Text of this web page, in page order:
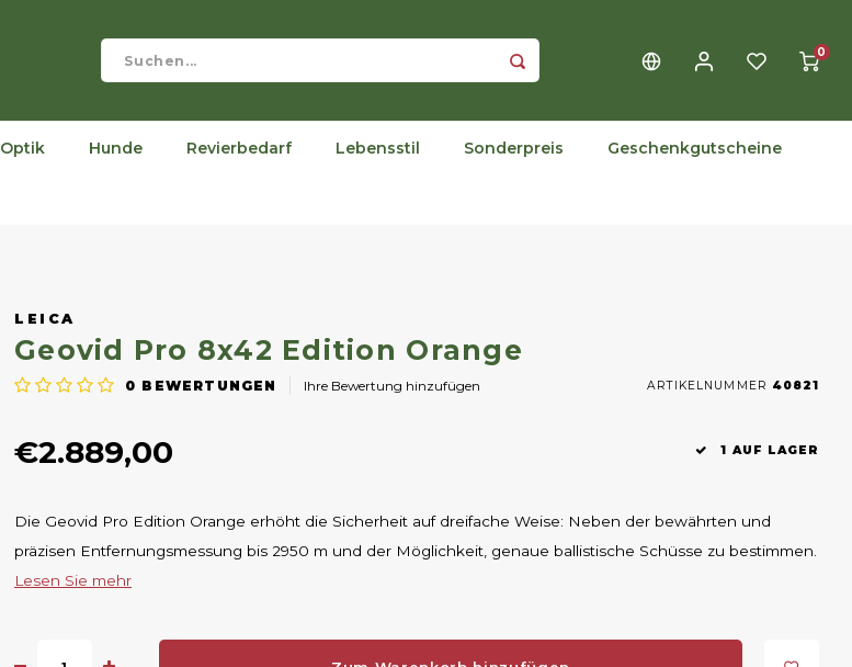
0
Optik Hunde Revierbedarf Lebensstil Sonderpreis Geschenkgutscheine
LEICA
Geovid Pro 8x42 Edition Orange
0 BEWERTUNGEN Ihre Bewertung hinzufügen ARTIKELNUMMER 40821
€2.889,00 1 AUF LAGER
Die Geovid Pro Edition Orange erhöht die Sicherheit auf dreifache Weise: Neben der bewährten und
präzisen Entfernungsmessung bis 2950 m und der Möglichkeit, genaue ballistische Schüsse zu bestimmen.
Lesen Sie mehr